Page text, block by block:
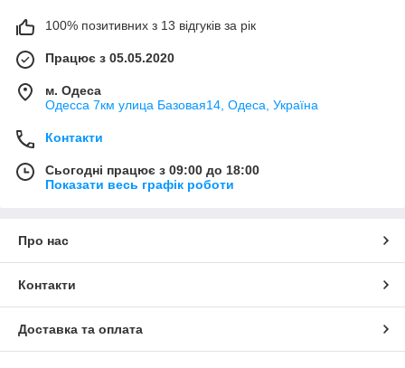
100% позитивних з 13 відгуків за рік
Працює з 05.05.2020
м. Одеса
Одесса 7км улица Базовая14, Одеса, Україна
Контакти
Сьогодні працює з 09:00 до 18:00
Показати весь графік роботи
Про нас
Контакти
Доставка та оплата